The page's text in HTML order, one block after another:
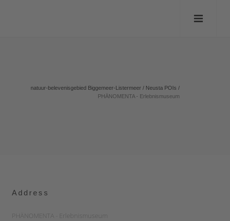
natuur-belevenisgebied Biggemeer-Listermeer / Neusta POIs /
PHÄNOMENTA - Erlebnismuseum
Address
PHÄNOMENTA - Erlebnismuseum